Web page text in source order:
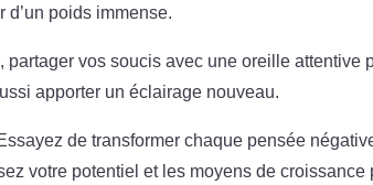
poids immense.
partager vos soucis avec une oreille attentive
apporter un éclairage nouveau.
de transformer chaque pensée
votre potentiel et les moyens de croissance